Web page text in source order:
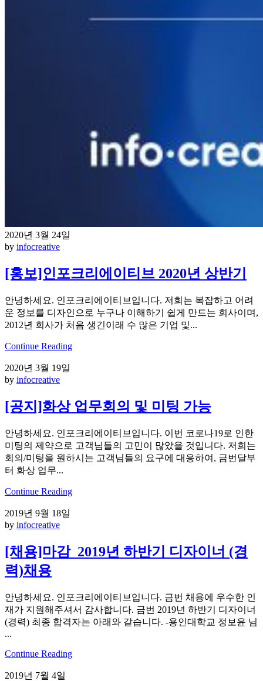
2020년 3월 24일
by infocreative
[홍보]인포크리에이티브 2020년 상반기
안녕하세요. 인포크리에이티브입니다. 저희는 복잡하고 어려
운 정보를 디자인으로 누구나 이해하기 쉽게 만드는 회사이며,
2012년 회사가 처음 생긴이래 수 많은 기업 및...
Continue Reading
2020년 3월 19일
by infocreative
[공지]화상 업무회의 및 미팅 가능
안녕하세요. 인포크리에이티브입니다. 이번 코로나19로 인한
미팅의 제약으로 고객님들의 고민이 많았을 것입니다. 저희는
회의/미팅을 원하시는 고객님들의 요구에 대응하여, 금번달부
터 화상 업무...
Continue Reading
2019년 9월 18일
by infocreative
[채용]마감_2019년 하반기 디자이너 (경
력)채용
안녕하세요. 인포크리에이티브입니다. 금번 채용에 우수한 인
재가 지원해주셔서 감사합니다. 금번 2019년 하반기 디자이너
(경력) 최종 합격자는 아래와 같습니다. -용인대학교 정보윤 님
...
Continue Reading
2019년 7월 4일